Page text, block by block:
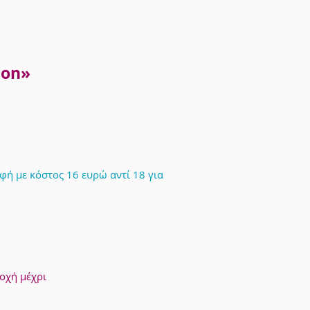
με κόστος 16 ευρώ αντί 18 για
μέχρι